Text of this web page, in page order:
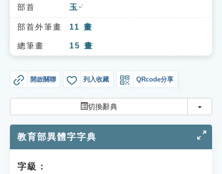
索引選單
知識索引
單字索引
貓頭鷹博士
部首 玉 ㄩˋ
部首外筆畫 11 畫
總筆畫 15 畫
開啟關聯 列入收藏 QRcode分享
切換辭典 切換
教育部異體字字典
字級：